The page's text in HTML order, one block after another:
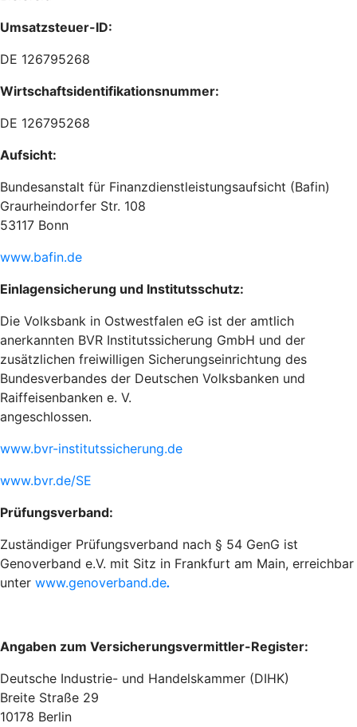
Umsatzsteuer-ID:
DE 126795268
Wirtschaftsidentifikationsnummer:
DE 126795268
Aufsicht:
Bundesanstalt für Finanzdienstleistungsaufsicht (Bafin)
Graurheindorfer Str. 108
53117 Bonn
www.bafin.de
Einlagensicherung und Institutsschutz:
Die Volksbank in Ostwestfalen eG ist der amtlich
anerkannten BVR Institutssicherung GmbH und der
zusätzlichen freiwilligen Sicherungseinrichtung des
Bundesverbandes der Deutschen Volksbanken und
Raiffeisenbanken e. V.
angeschlossen.
www.bvr-institutssicherung.de
www.bvr.de/SE
Prüfungsverband:
Zuständiger Prüfungsverband nach § 54 GenG ist
Genoverband e.V. mit Sitz in Frankfurt am Main, erreichbar
unter www.genoverband.de.
Angaben zum Versicherungsvermittler-Register:
Deutsche Industrie- und Handelskammer (DIHK)
Breite Straße 29
10178 Berlin